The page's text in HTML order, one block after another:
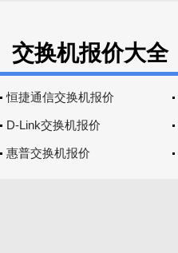
交换机报价大全
恒捷通信交换机报价
D-Link交换机报价
惠普交换机报价